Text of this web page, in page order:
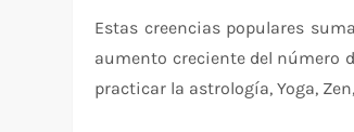
Estas creencias populares
aumento creciente del número
practicar la astrología, Yoga,